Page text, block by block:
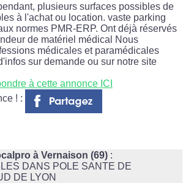
plusieurs surfaces possibles de
à l'achat ou location. vaste parking
normes PMR-ERP. Ont déjà réservés
de matériel médical Nous
médicales et paramédicales
sur demande ou sur notre site
à cette annonce ICI
! :
à Vernaison (69) :
DANS POLE SANTE DE
DE LYON